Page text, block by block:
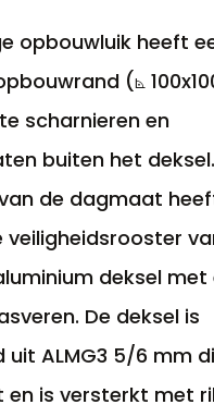
opbouwluik heeft
(⦝
scharnieren en
buiten het deksel.
de dagmaat
deksel
De deksel is
uit ALMG3 5/6 mm
is versterkt met